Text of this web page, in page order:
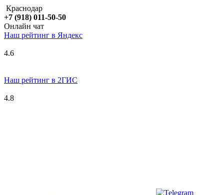
Краснодар
+7 (918) 011-50-50
Онлайн чат
Наш рейтинг в Яндекс
4.6
Наш рейтинг в 2ГИС
4.8